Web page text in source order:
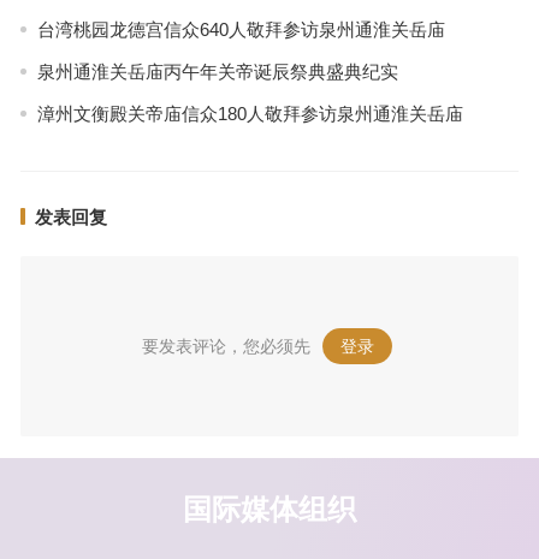
台湾桃园龙德宫信众640人敬拜参访泉州通淮关岳庙
泉州通淮关岳庙丙午年关帝诞辰祭典盛典纪实
漳州文衡殿关帝庙信众180人敬拜参访泉州通淮关岳庙
发表回复
要发表评论，您必须先 登录 。
国际媒体组织